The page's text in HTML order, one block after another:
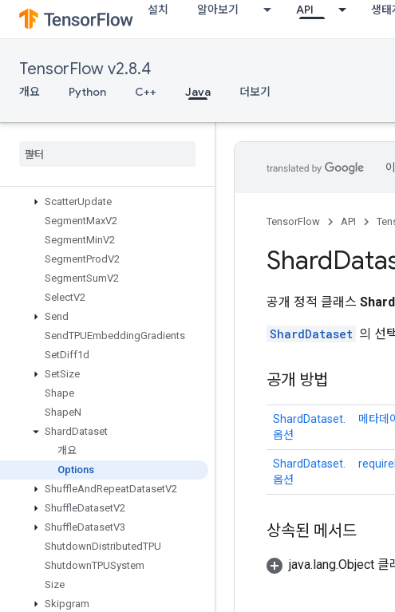
설치 알아보기 API 생태
TensorFlow v2.8.4
개요 Python C++ Java 더보기
ScatterMin
ScatterMul
ScatterNdAdd
ScatterNdMax
ScatterNdNonAliasingAdd
ScatterUpdate
SegmentMaxV2
SegmentMinV2
SegmentProdV2
SegmentSumV2
SelectV2
Send
SendTPUEmbeddingGradients
SetDiff1d
SetSize
Shape
ShapeN
ShardDataset
개요
Options
ShuffleAndRepeatDatasetV2
ShuffleDatasetV2
ShuffleDatasetV3
ShutdownDistributedTPU
ShutdownTPUSystem
Size
Skipgram
TensorFlow API
Shard
공개 정적 클래스
ShardDataset 의 선
공개 방법
ShardDataset.
옵션
메타데
ShardDataset.
옵션
상속된 메서드
java.lang.Object 클